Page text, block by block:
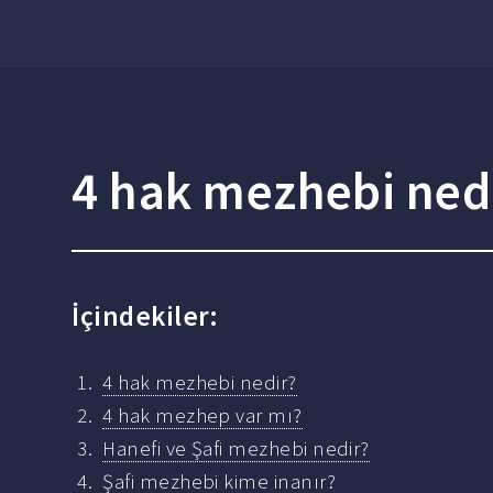
4 hak mezhebi
İçindekiler:
4 hak mezhebi nedir?
4 hak mezhep var mı?
Hanefi ve Şafi mezhebi nedir?
Şafi mezhebi kime inanır?